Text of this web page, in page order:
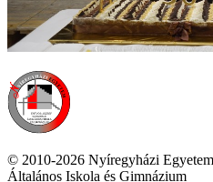
© 2010-2026 Nyíregyházi
Általános Iskola és Gimnázium